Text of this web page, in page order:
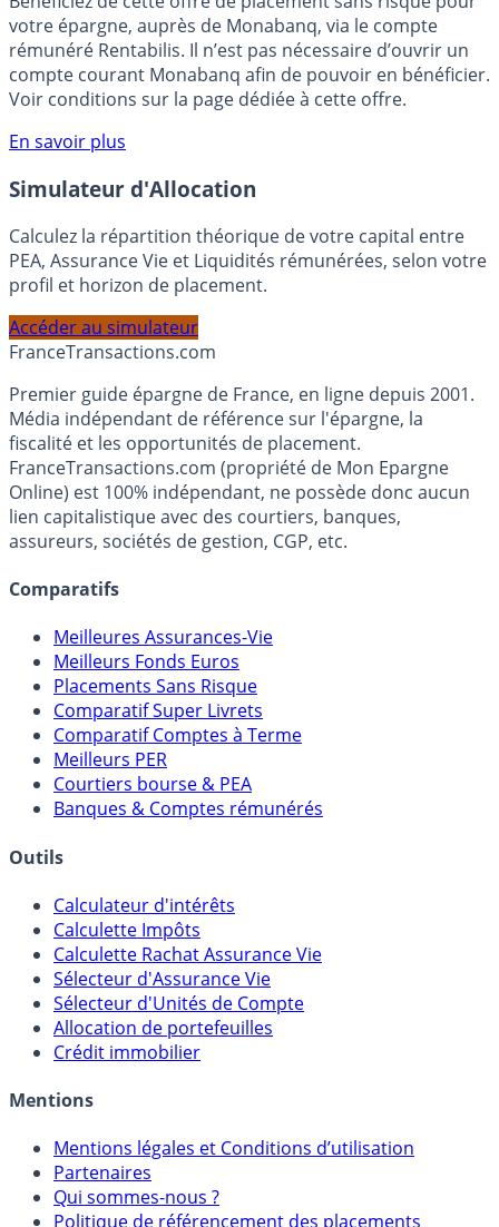
Bénéficiez de cette offre de placement sans risque pour
votre épargne, auprès de Monabanq, via le compte
rémunéré Rentabilis. Il n’est pas nécessaire d’ouvrir un
compte courant Monabanq afin de pouvoir en bénéficier.
Voir conditions sur la page dédiée à cette offre.
En savoir plus
Simulateur d'Allocation
Calculez la répartition théorique de votre capital entre
PEA, Assurance Vie et Liquidités rémunérées, selon votre
profil et horizon de placement.
Accéder au simulateur
FranceTransactions.com
Premier guide épargne de France, en ligne depuis 2001.
Média indépendant de référence sur l'épargne, la
fiscalité et les opportunités de placement.
FranceTransactions.com (propriété de Mon Epargne
Online) est 100% indépendant, ne possède donc aucun
lien capitalistique avec des courtiers, banques,
Meilleures Assurances-Vie
Meilleurs Fonds Euros
Placements Sans Risque
Comparatif Super Livrets
Comparatif Comptes à Terme
Meilleurs PER
Courtiers bourse & PEA
Calculateur d'intérêts
Calculette Impôts
Calculette Rachat Assurance Vie
Sélecteur d'Assurance Vie
Sélecteur d'Unités de Compte
Allocation de portefeuilles
Mentions légales et Conditions d’utilisation
Partenaires